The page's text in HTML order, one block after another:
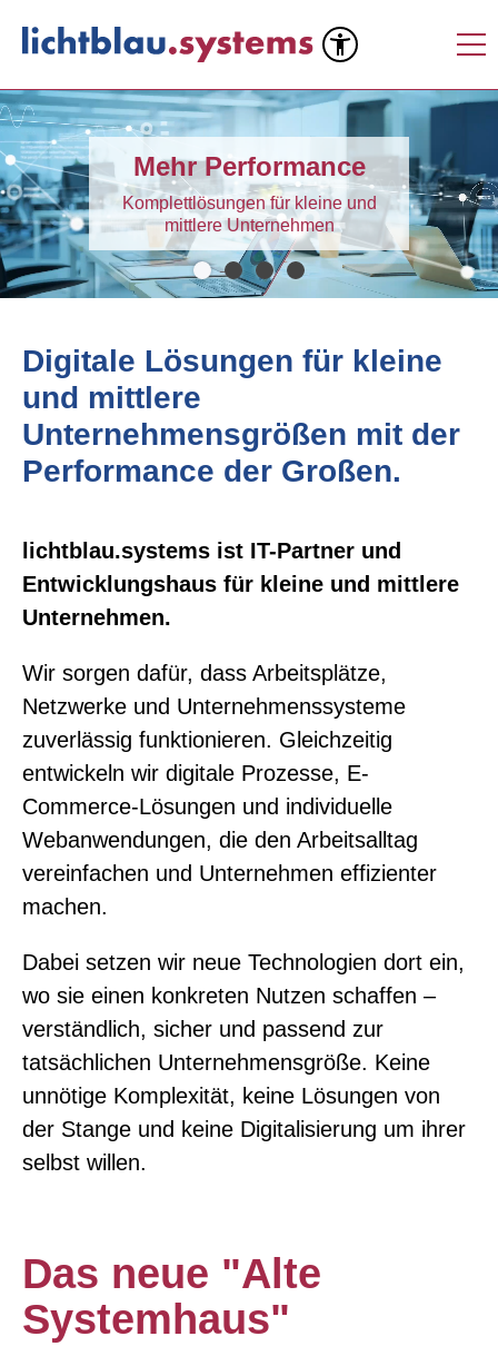
Mehr Performance
Komplettlösungen für kleine und
mittlere Unternehmen
Digitale Lösungen für kleine
und mittlere
Unternehmensgrößen mit der
Performance der Großen.
lichtblau.systems ist IT-Partner und
Entwicklungshaus für kleine und mittlere
Unternehmen.
Wir sorgen dafür, dass Arbeitsplätze,
Netzwerke und Unternehmenssysteme
zuverlässig funktionieren. Gleichzeitig
entwickeln wir digitale Prozesse, E-
Commerce-Lösungen und individuelle
Webanwendungen, die den Arbeitsalltag
vereinfachen und Unternehmen effizienter
machen.
Dabei setzen wir neue Technologien dort ein,
wo sie einen konkreten Nutzen schaffen –
verständlich, sicher und passend zur
tatsächlichen Unternehmensgröße. Keine
unnötige Komplexität, keine Lösungen von
der Stange und keine Digitalisierung um ihrer
selbst willen.
Das neue "Alte
Systemhaus"